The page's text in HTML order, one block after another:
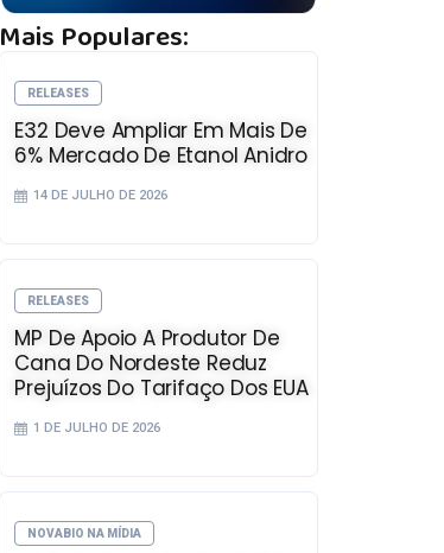
Mais Populares:
RELEASES
E32 Deve Ampliar Em Mais De
6% Mercado De Etanol Anidro
14 DE JULHO DE 2026
RELEASES
MP De Apoio A Produtor De
Cana Do Nordeste Reduz
Prejuízos Do Tarifaço Dos EUA
1 DE JULHO DE 2026
NOVABIO NA MÍDIA